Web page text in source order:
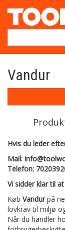
Vandur
Hvis du leder
Mail:
Telefon:
Vi sidder klar til
Køb Vandurpå
lovkrav til miljø
Når du handler